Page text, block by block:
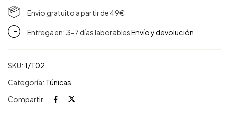
Envío gratuito a partir de 49€
Entrega en: 3-7 días laborablesEnvío y devolución
SKU:1/T02
Categoría: Túnicas
Compartir